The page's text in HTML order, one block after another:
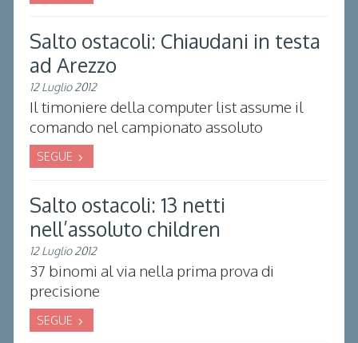
Salto ostacoli: Chiaudani in testa
ad Arezzo
12 Luglio 2012
Il timoniere della computer list assume il
comando nel campionato assoluto
SEGUE
Salto ostacoli: 13 netti
nell’assoluto children
12 Luglio 2012
37 binomi al via nella prima prova di
precisione
SEGUE